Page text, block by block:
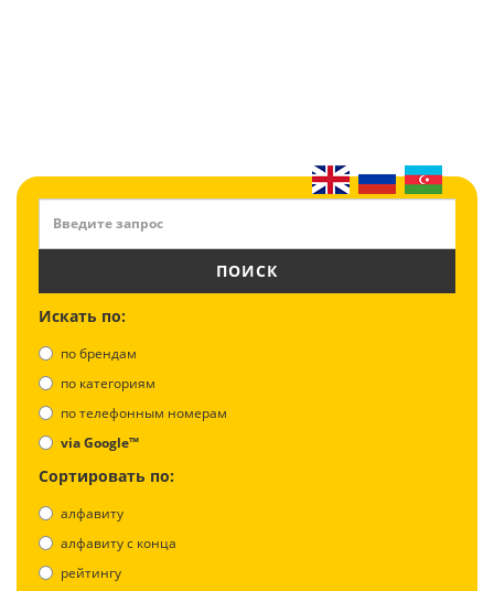
ПОИСК
Искать по:
по брендам
по категориям
по телефонным номерам
via Google™
Сортировать по:
алфавиту
aлфавиту с конца
рейтингу